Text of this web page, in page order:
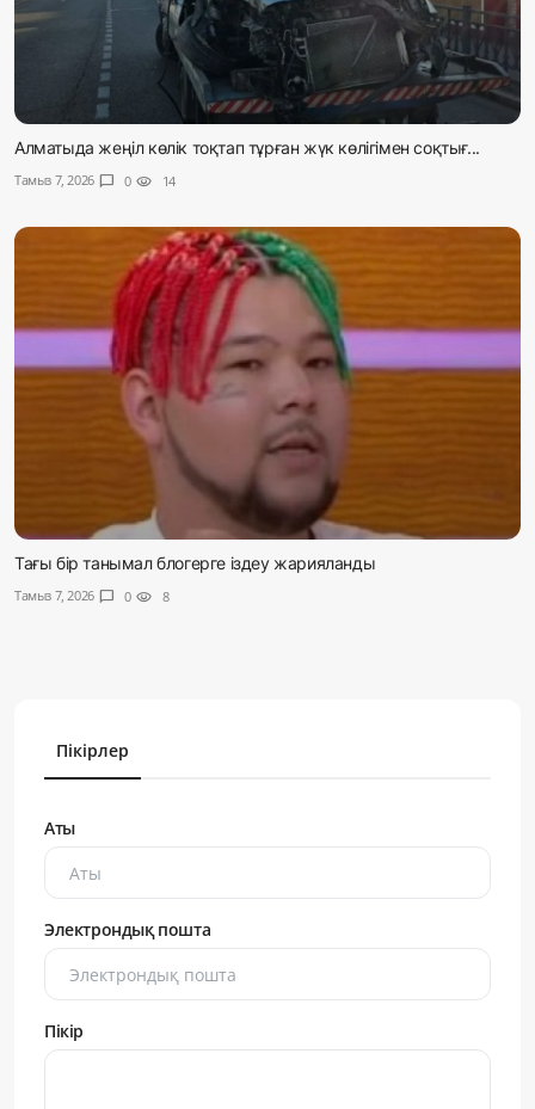
Алматыда жеңіл көлік тоқтап тұрған жүк көлігімен соқтығ...
Тамыз 7, 2026 chat_bubble 0 visibility 14
Тағы бір танымал блогерге іздеу жарияланды
Тамыз 7, 2026 chat_bubble 0 visibility 8
Пікірлер
Аты
Электрондық пошта
Пікір